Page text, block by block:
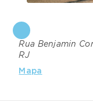
Rua Benjamin
RJ
Mapa